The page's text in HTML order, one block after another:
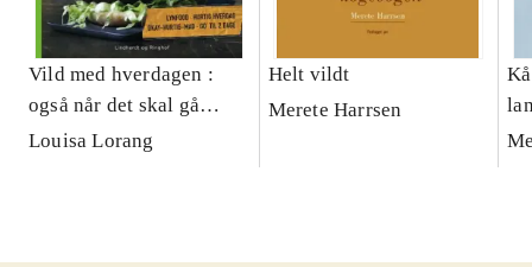
Vild med hverdagen :
også når det skal gå
hurtigt
Louisa Lorang
Helt vildt
Merete Harrsen